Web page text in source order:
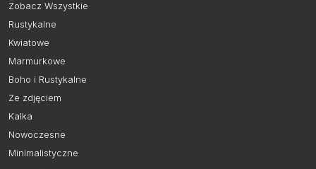
Zobacz Wszystkie
Rustykalne
Kwiatowe
Marmurkowe
Boho i Rustykalne
Ze zdjęciem
Kalka
Nowoczesne
Minimalistyczne